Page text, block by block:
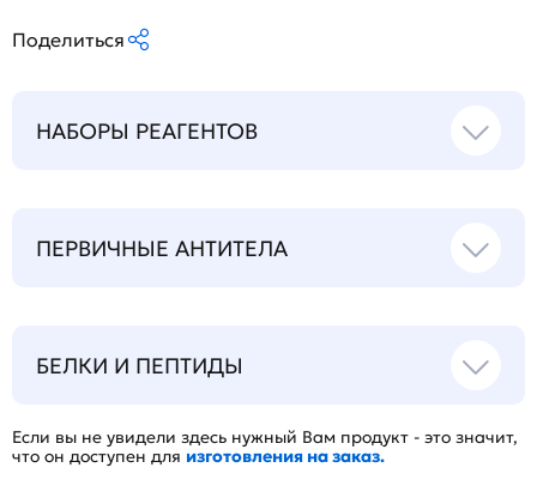
Поделиться
НАБОРЫ РЕАГЕНТОВ
ПЕРВИЧНЫЕ АНТИТЕЛА
БЕЛКИ И ПЕПТИДЫ
Если вы не увидели здесь нужный Вам продукт - это значит,
что он доступен для изготовления на заказ.